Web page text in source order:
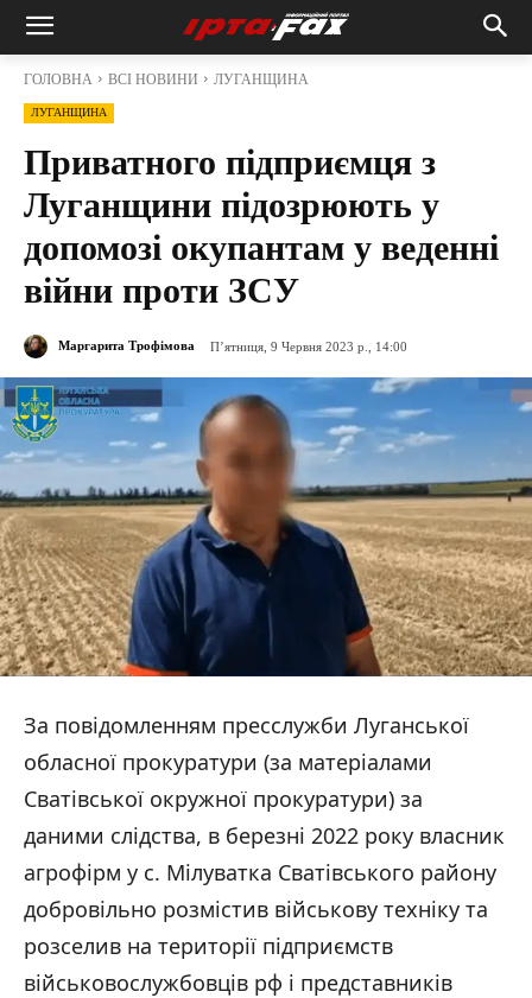
ГОЛОВНА ВСІ НОВИНИ ЛУГАНЩИНА
ЛУГАНЩИНА
Приватного підприємця з
Луганщини підозрюють у
допомозі окупантам у веденні
війни проти ЗСУ
Маргарита Трофімова П’ятниця, 9 Червня 2023 р., 14:00
За повідомленням пресслужби Луганської
обласної прокуратури (за матеріалами
Сватівської окружної прокуратури) за
даними слідства, в березні 2022 року власник
агрофірм у с. Мілуватка Сватівського району
добровільно розмістив військову техніку та
розселив на території підприємств
військовослужбовців рф і представників